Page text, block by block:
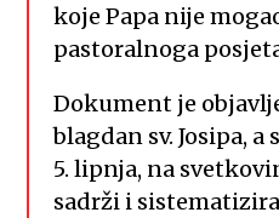
koje Papa nije
pastoralnoga
Dokument je
blagdan sv. Josipa,
5. lipnja, na
sadrži i